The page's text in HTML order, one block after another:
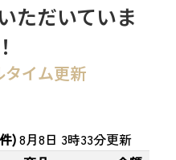
ただいていま
イム更新